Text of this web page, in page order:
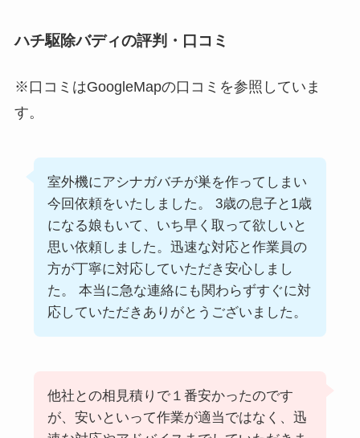
ハチ駆除バディの評判・口コミ
※口コミはGoogleMapの口コミを参照していま
す。
室外機にアシナガバチが巣を作ってしまい
今回依頼をいたしました。 3歳の息子と1歳
になる娘もいて、いち早く取って欲しいと
思い依頼しました。迅速な対応と作業員の
方が丁寧に対応していただき安心しまし
た。 本当に急な連絡にも関わらずすぐに対
応していただきありがとうございました。
他社との相見積りで１番安かったのです
が、安いといって作業が適当ではなく、迅